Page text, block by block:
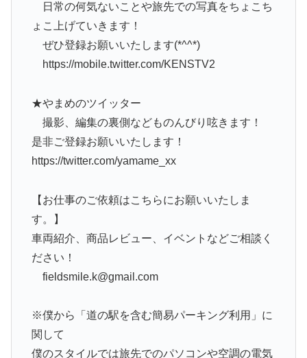
日常の何気ないことや旅先での写真をちょこち
ょこ上げていきます！
ぜひ登録お願いいたします(*^^*)
https://mobile.twitter.com/KENSTV2
★やまめのツイッター
撮影、編集の裏側などものんびり呟きます！
是非ご登録お願いいたします！
https://twitter.com/yamame_xx
【お仕事のご依頼はこちらにお願いいたしま
す。】
車両紹介、商品レビュー、イベントなどご相談く
ださい！
fieldsmile.k@gmail.com
※僕から「道の駅を含む簡易パーキング利用」に
関して
僕のスタイルでは旅先でのパソコンや空調の電気